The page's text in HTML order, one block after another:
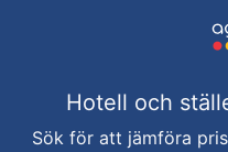
Hotell och
Sök för att jämföra